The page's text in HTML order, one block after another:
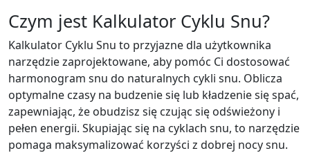
Czym jest Kalkulator Cyklu Snu?
Kalkulator Cyklu Snu to przyjazne dla użytkownika
narzędzie zaprojektowane, aby pomóc Ci dostosować
harmonogram snu do naturalnych cykli snu. Oblicza
optymalne czasy na budzenie się lub kładzenie się spać,
zapewniając, że obudzisz się czując się odświeżony i
pełen energii. Skupiając się na cyklach snu, to narzędzie
pomaga maksymalizować korzyści z dobrej nocy snu.